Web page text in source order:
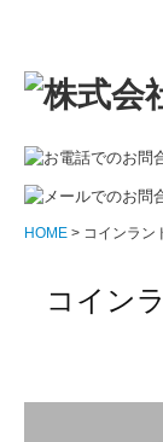
HOME
コインランドリ
調布ヶ丘店
ペット用品専
HOME コインラン
コイン